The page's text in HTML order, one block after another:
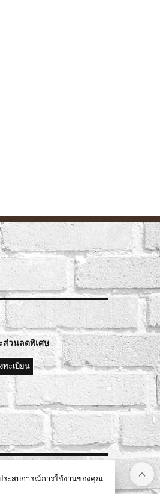
ส่วนลดพิเศษ
ทะเบียน
ระสบการณ์การใช้งานของคุณ